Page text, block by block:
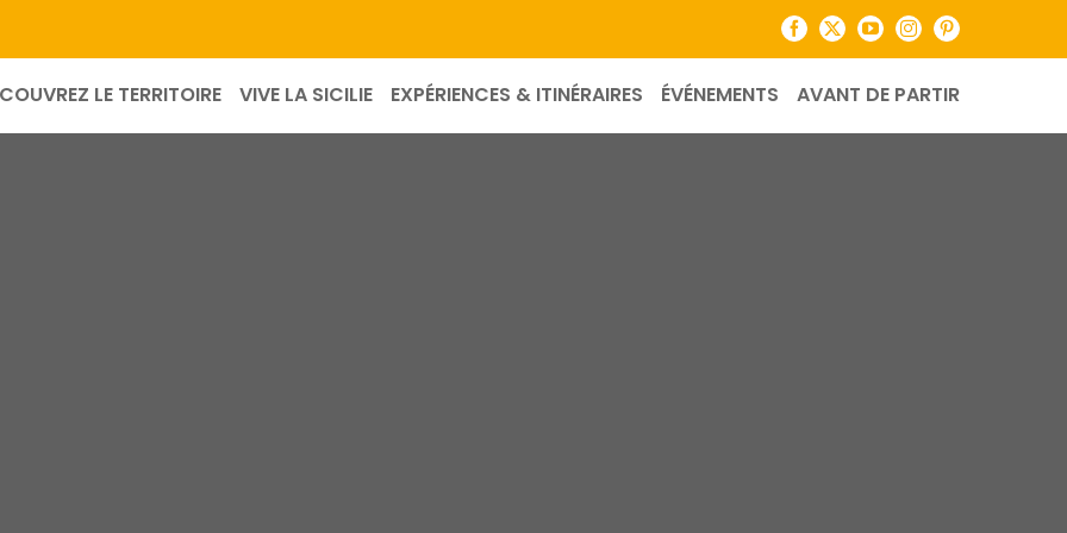
Facebook
X YouTubeInstagramPinterest
LE TERRITOIRE VIVE LA SICILIE EXPÉRIENCES & ITINÉRAIRES ÉVÉNEMENTS AVANT DE PARTIR